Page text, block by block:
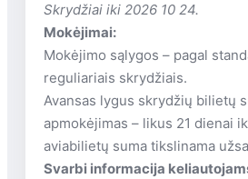
Skrydžiai iki 2026 10 24.
Mokėjimai:
Mokėjimo sąlygos – pagal
reguliariais skrydžiais.
Avansas lygus skrydžių bilietų
apmokėjimas – likus 21 dienai
aviabilietų suma tikslinama
Svarbi informacija